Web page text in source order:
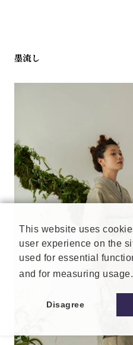
墨流し
This website uses
user experience on the
used for essential
and for measuring usage.
Disagree